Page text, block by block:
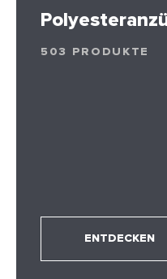
503 PRODUKTE
ENTDECKEN